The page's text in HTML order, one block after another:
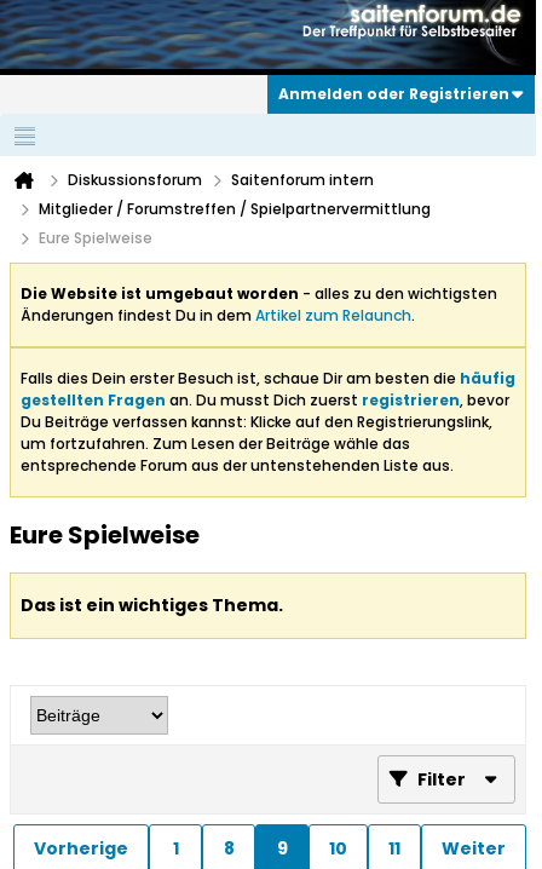
Anmelden oder Registrieren
Diskussionsforum
Saitenforum intern
Mitglieder / Forumstreffen / Spielpartnervermittlung
Eure Spielweise
Die Website ist umgebaut worden - alles zu den wichtigsten
Änderungen findest Du in demArtikel zum Relaunch.
Falls dies Dein erster Besuch ist, schaue Dir am besten die häufig
gestellten Fragen an. Du musst Dich zuerst registrieren, bevor
Du Beiträge verfassen kannst: Klicke auf den Registrierungslink,
um fortzufahren. Zum Lesen der Beiträge wähle das
entsprechende Forum aus der untenstehenden Liste aus.
Eure Spielweise
Das ist ein wichtiges Thema.
Filter
Vorherige 1 8 9 10 11 Weiter